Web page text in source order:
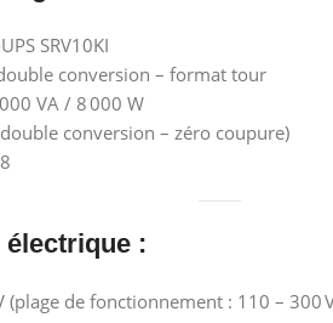
SRV10KI
conversion – format tour
VA / 8 000 W
conversion – zéro coupure)
:
(plage de fonctionnement : 110 – 300